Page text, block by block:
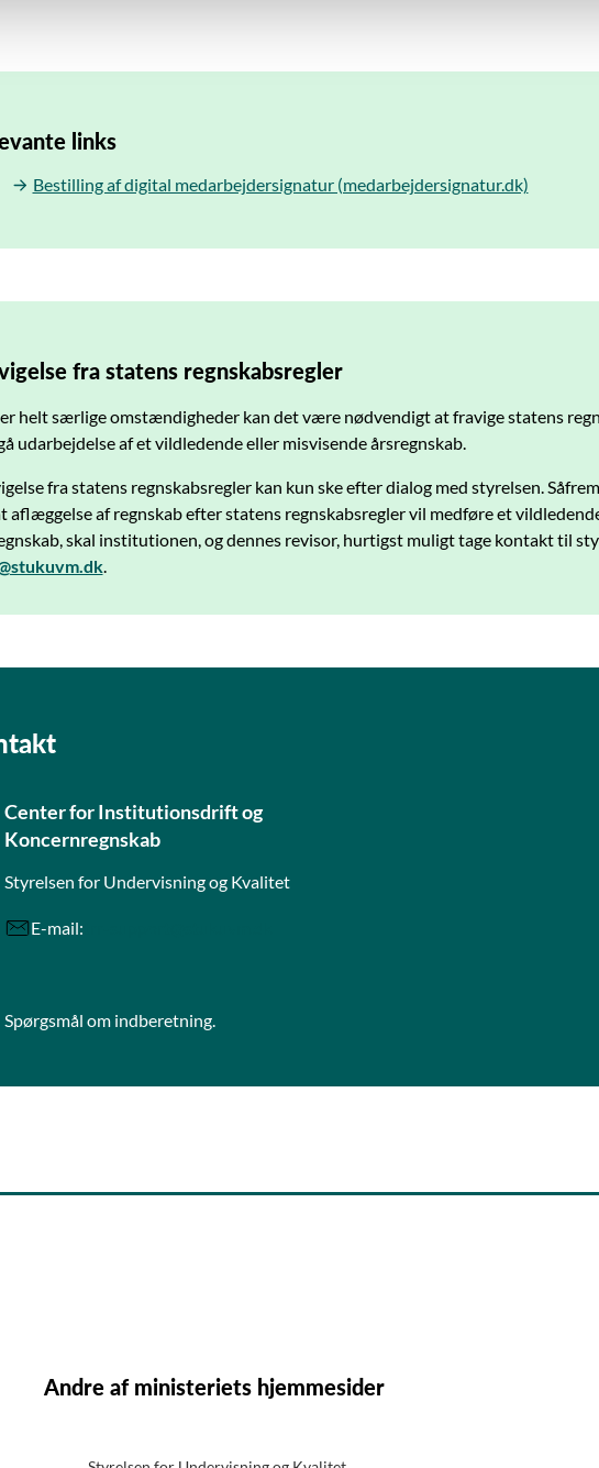
links
Bestilling af digital medarbejdersignatur (medarbejdersignatur.dk)
fra statens regnskabsregler
helt særlige omstændigheder kan det være nødvendigt at fravige statens
udarbejdelse af et vildledende eller misvisende årsregnskab.
fra statens regnskabsregler kan kun ske efter dialog med styrelsen.
aflæggelse af regnskab efter statens regnskabsregler vil medføre et
skal institutionen, og dennes revisor, hurtigst muligt tage kontakt til
.
Center for Institutionsdrift og
Koncernregnskab
Styrelsen for Undervisning og Kvalitet
E-mail:
Spørgsmål om indberetning.
Andre af ministeriets hjemmesider